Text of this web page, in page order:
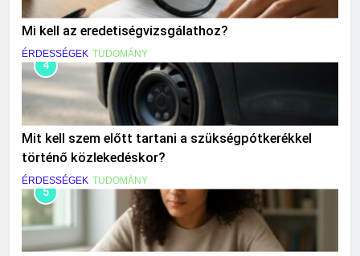
Mi kell az eredetiségvizsgálathoz?
ÉRDESSÉGEK TUDOMÁNY
4
Mit kell szem előtt tartani a szükségpótkerékkel
történő közlekedéskor?
ÉRDESSÉGEK TUDOMÁNY
5